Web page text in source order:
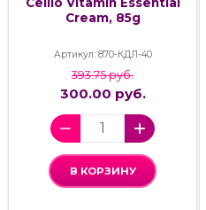
Cream, 85g
Артикул: 870-КДЛ-40
393.75 руб.
300.00 руб.
В КОРЗИНУ